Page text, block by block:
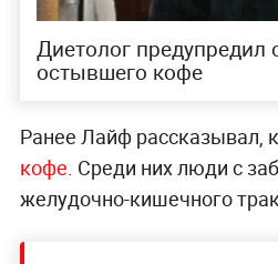
Диетолог предупредил
остывшего кофе
Ранее Лайф рассказывал,
кофе. Среди них люди с
желудочно-кишечного